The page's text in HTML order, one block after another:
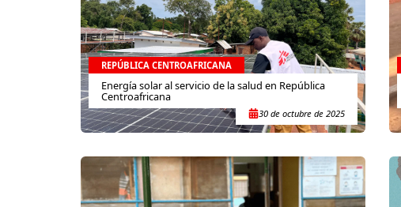
REPÚBLICA CENTROAFRICANA
Energía solar al servicio de la salud en República
Centroafricana
30 de octubre de 2025